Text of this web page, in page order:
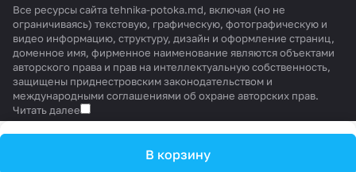
В корзину
Все ресурсы сайта tehnika-potoka.md, включая (но не
ограничиваясь) текстовую, графическую, фотографическую и
видео информацию, структуру, дизайн и оформление страниц,
доменное имя, фирменное наименование являются объектами
авторского права и прав на интеллектуальную собственность,
защищены приднестровским законодательством и
международными соглашениями об охране авторских прав.
Читать далее